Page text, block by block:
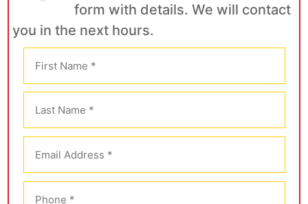
form with details. We will contact
you in the next hours.